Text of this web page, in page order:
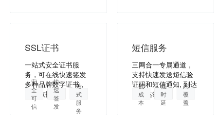
SSL证书
一站式安全证书服
务，可在线快速签发
多种品牌数字证书，
保障数据安全
安
全
可
信
快
速
签
发
一
站
式
服
务
短信服务
三网合一专属通道，
支持快速发送短信验
证码和短信通知, 到达
率高达99%。
低
成
本
低
时
延
高
覆
盖